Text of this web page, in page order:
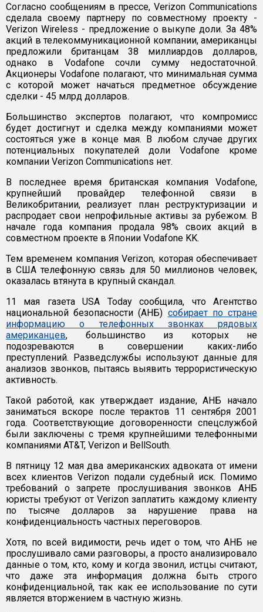
Согласно сообщениям в прессе, Verizon Communications
сделала своему партнеру по совместному проекту -
Verizon Wireless - предложение о выкупе доли. За 48%
акций в телекоммуникационной компании, американцы
предложили британцам 38 миллиардов долларов,
однако в Vodafone сочли сумму недостаточной.
Акционеры Vodafone полагают, что минимальная сумма
с которой может начаться предметное обсуждение
сделки - 45 млрд долларов.
Большинство экспертов полагают, что компромисс
будет достигнут и сделка между компаниями может
состояться уже в конце мая. В любом случае других
потенциальных покупателей доли Vodafone кроме
компании Verizon Communications нет.
В последнее время британская компания Vodafone,
крупнейший провайдер телефонной связи в
Великобритании, реализует план реструктуризации и
распродает свои непрофильные активы за рубежом. В
начале года компания продала 98% своих акций в
совместном проекте в Японии Vodafone KK.
Тем временем компания Verizon, которая обеспечивает
в США телефонную связь для 50 миллионов человек,
оказалась втянута в крупный скандал.
11 мая газета USA Today сообщила, что Агентство
национальной безопасности (АНБ) собирает по стране
информацию о телефонных звонках рядовых
американцев, большинство из которых не
подозреваются в совершении каких-либо
преступлений. Разведслужбы используют данные для
анализов звонков, пытаясь выявить террористическую
активность.
Такой работой, как утверждает издание, АНБ начало
заниматься вскоре после терактов 11 сентября 2001
года. Соответствующие договоренности спецслужбой
были заключены с тремя крупнейшими телефонными
компаниями AT&T, Verizon и BellSouth.
В пятницу 12 мая два американских адвоката от имени
всех клиентов Verizon подали судебный иск. Помимо
требований о запрете прослушивания звонков АНБ
юристы требуют от Verizon заплатить каждому клиенту
по тысяче долларов за нарушение права на
конфиденциальность частных переговоров.
Хотя, по всей видимости, речь идет о том, что АНБ не
прослушивало сами разговоры, а просто анализировало
данные о том, кто, кому и когда звонил, истцы считают,
что даже эта информация должна быть строго
конфиденциальной, так как ее использование по сути
является вторжением в частную жизнь.